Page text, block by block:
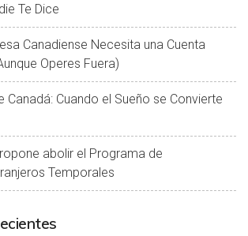
Te Dice
Canadiense Necesita una Cuenta
Operes Fuera)
Canadá: Cuando el Sueño se Convierte
abolir el Programa de
Temporales